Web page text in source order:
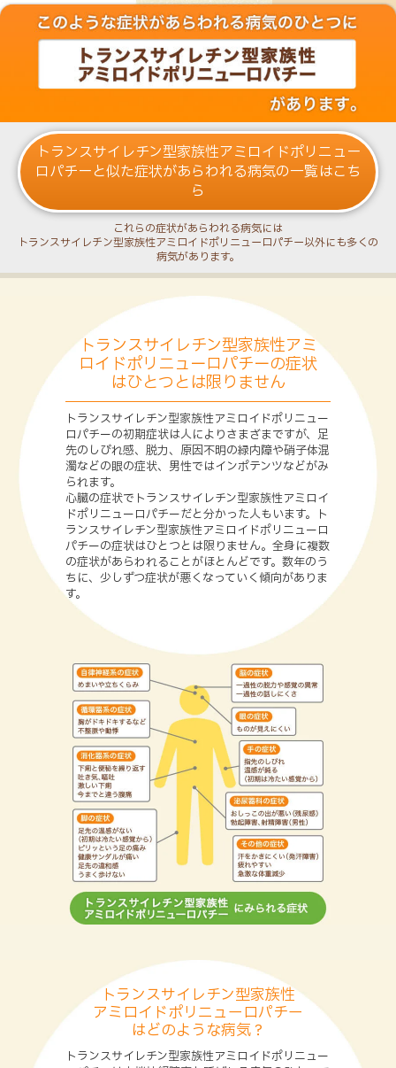
筋力低下
ご家族に病気を伝えるには
ご家族に伝えてほしい病気の
おはなし
「発症前診断」について
遺伝カウンセリングについて
［遺伝と家族の相談］認定遺伝カウンセラーからのメ
ッセージ
［遺伝と家族の相談］臨床心理士からのメッセージ
［遺伝と家族の相談］認定遺伝カウンセラー（看護
師）からのメッセージ
トランスサイレチン型家族性アミロイドポリニュー
ロパチーと似た症状があらわれる病気の一覧はこち
ら
これらの症状があらわれる病気には
トランスサイレチン型家族性アミロイドポリニューロパチー以外にも多くの
病気があります。
トランスサイレチン型家族性アミ
ロイドポリニューロパチーの症状
はひとつとは限りません
トランスサイレチン型家族性アミロイドポリニュー
ロパチーの初期症状は人によりさまざまですが、足
先のしびれ感、脱力、原因不明の緑内障や硝子体混
濁などの眼の症状、男性ではインポテンツなどがみ
られます。
心臓の症状でトランスサイレチン型家族性アミロイ
ドポリニューロパチーだと分かった人もいます。ト
ランスサイレチン型家族性アミロイドポリニューロ
パチーの症状はひとつとは限りません。全身に複数
の症状があらわれることがほとんどです。数年のう
ちに、少しずつ症状が悪くなっていく傾向がありま
す。
トランスサイレチン型家族性
アミロイドポリニューロパチー
はどのような病気？
トランスサイレチン型家族性アミロイドポリニュー